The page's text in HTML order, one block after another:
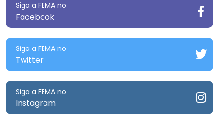
Siga a FEMA no
Facebook
Siga a FEMA no
Twitter
Siga a FEMA no
Instagram